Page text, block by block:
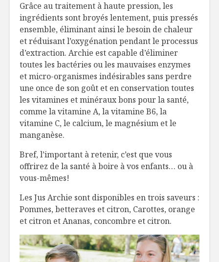
Grâce au traitement à haute pression, les
ingrédients sont broyés lentement, puis pressés
ensemble, éliminant ainsi le besoin de chaleur
et réduisant l’oxygénation pendant le processus
d’extraction. Archie est capable d’éliminer
toutes les bactéries ou les mauvaises enzymes
et micro-organismes indésirables sans perdre
une once de son goût et en conservation toutes
les vitamines et minéraux bons pour la santé,
comme la vitamine A, la vitamine B6, la
vitamine C, le calcium, le magnésium et le
manganèse.
Bref, l’important à retenir, c’est que vous
offrirez de la santé à boire à vos enfants… ou à
vous-mêmes!
Les Jus Archie sont disponibles en trois saveurs :
Pommes, betteraves et citron, Carottes, orange
et citron et Ananas, concombre et citron.